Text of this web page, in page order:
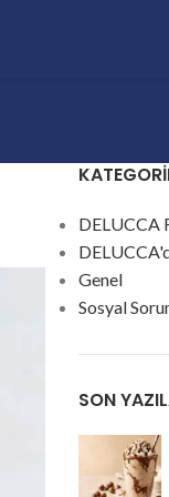
DELUCCA
Genel
Sosyal
SON